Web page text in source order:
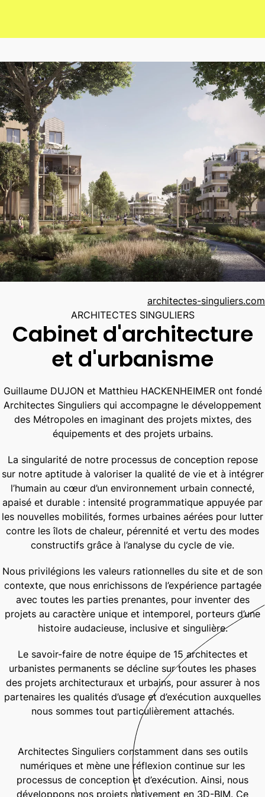
Une renaturation du site
Des certifications impactantes
Un bien-être assuré
Une biodiversité améliorée
Participation citoyenne
Appels à projets
Concertation des habitants
Concertation de la Mairie
Concertation ouverte
Les lignes directrices du projet
Un territoire dynamisé
Une programmation diversifiée
Une haute qualité urbaine et architecturale
Une place vivante au cœur du projet
Villevert nature
Un environnement forestier riche
Des espaces de détente en plein air
Des jardins arborés
Villevert active
Une offre de séjour complète
Des espaces de travail dédiés
Une maison de santé
VilleVert classique
Une halle de marché et des commerces
Des logements de haut standing
Des logements pour tous
VilleVert sportive
Un village des sports et de loisirs
Un parcours de santé
Les acteurs du projet
architectes-singuliers.com
ARCHITECTES SINGULIERS
Cabinet d'architecture
et d'urbanisme
Guillaume DUJON et Matthieu HACKENHEIMER ont fondé
Architectes Singuliers qui accompagne le développement
des Métropoles en imaginant des projets mixtes, des
équipements et des projets urbains.
La singularité de notre processus de conception repose
sur notre aptitude à valoriser la qualité de vie et à intégrer
l’humain au cœur d’un environnement urbain connecté,
apaisé et durable : intensité programmatique appuyée par
les nouvelles mobilités, formes urbaines aérées pour lutter
contre les îlots de chaleur, pérennité et vertu des modes
constructifs grâce à l’analyse du cycle de vie.
Nous privilégions les valeurs rationnelles du site et de son
contexte, que nous enrichissons de l’expérience partagée
avec toutes les parties prenantes, pour inventer des
projets au caractère unique et intemporel, porteurs d’une
histoire audacieuse, inclusive et singulière.
Le savoir-faire de notre équipe de 15 architectes et
urbanistes permanents se décline sur toutes les phases
des projets architecturaux et urbains, pour assurer à nos
partenaires les qualités d’usage et d’exécution auxquelles
nous sommes tout particulièrement attachés.
Architectes Singuliers constamment dans ses outils
numériques et mène une réflexion continue sur les
processus de conception et d’exécution. Ainsi, nous
développons nos projets nativement en 3D-BIM. Ce